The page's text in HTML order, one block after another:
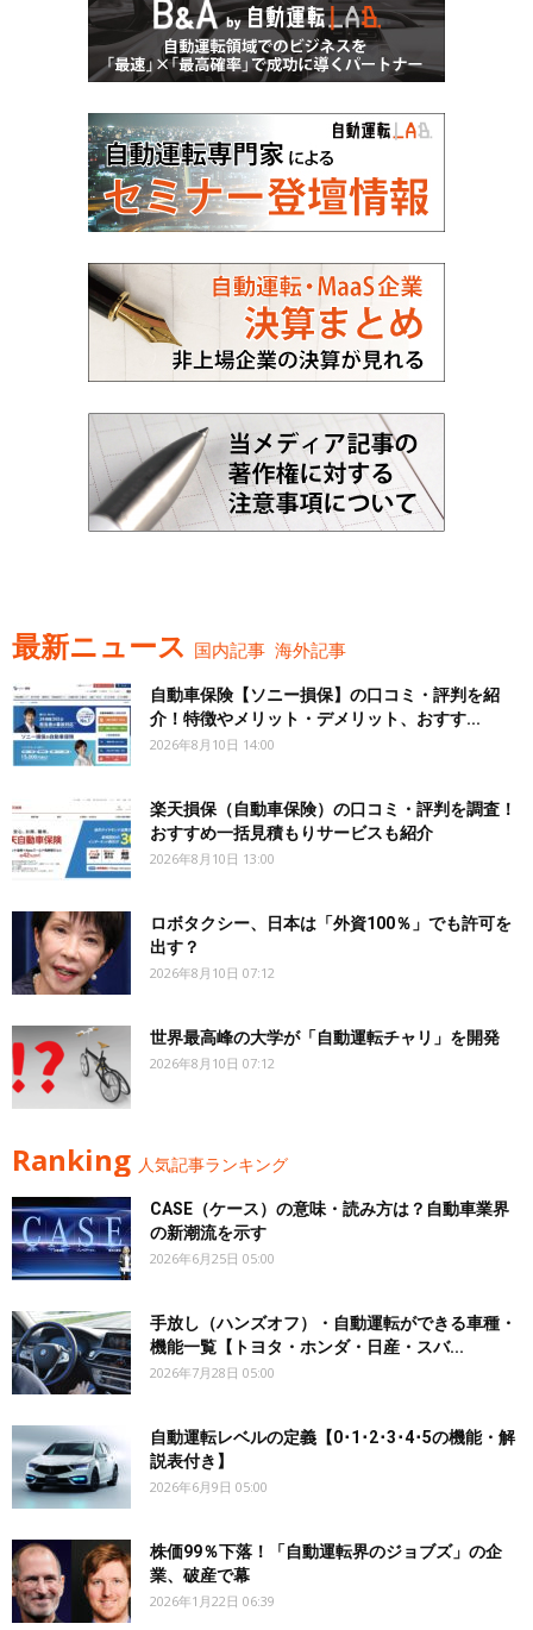
最新ニュース 国内記事 海外記事
自動車保険【ソニー損保】の口コミ・評判を紹
介！特徴やメリット・デメリット、おすす...
2026年8月10日 14:00
楽天損保（自動車保険）の口コミ・評判を調査！
おすすめ一括見積もりサービスも紹介
2026年8月10日 13:00
ロボタクシー、日本は「外資100％」でも許可を
出す？
2026年8月10日 07:12
世界最高峰の大学が「自動運転チャリ」を開発
2026年8月10日 07:12
Ranking 人気記事ランキング
CASE（ケース）の意味・読み方は？自動車業界
の新潮流を示す
2026年6月25日 05:00
手放し（ハンズオフ）・自動運転ができる車種・
機能一覧【トヨタ・ホンダ・日産・スバ...
2026年7月28日 05:00
自動運転レベルの定義【0･1･2･3･4･5の機能・解
説表付き】
2026年6月9日 05:00
株価99％下落！「自動運転界のジョブズ」の企
業、破産で幕
2026年1月22日 06:39